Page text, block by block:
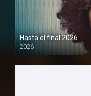
Hasta el final 2026
2026
1080P